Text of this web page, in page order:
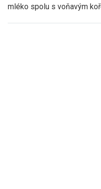
mléko spolu s voňavým